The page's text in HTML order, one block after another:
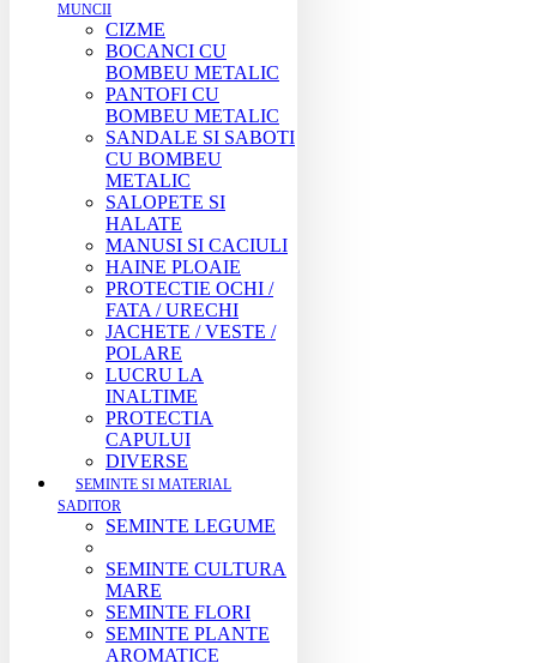
MUNCII
CIZME
BOCANCI CU
BOMBEU METALIC
PANTOFI CU
BOMBEU METALIC
SANDALE SI SABOTI
CU BOMBEU
METALIC
SALOPETE SI
HALATE
MANUSI SI CACIULI
HAINE PLOAIE
PROTECTIE OCHI /
FATA / URECHI
JACHETE / VESTE /
POLARE
LUCRU LA
INALTIME
PROTECTIA
CAPULUI
DIVERSE
SEMINTE SI MATERIAL
SADITOR
SEMINTE LEGUME
SEMINTE CULTURA
MARE
SEMINTE FLORI
SEMINTE PLANTE
AROMATICE